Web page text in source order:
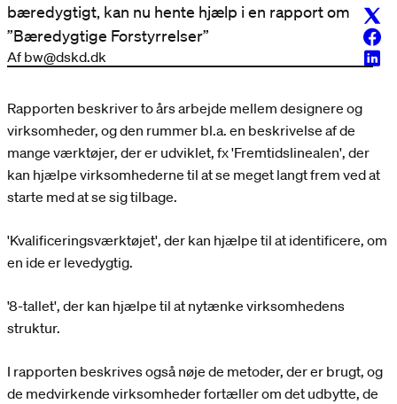
bæredygtigt, kan nu hente hjælp i en rapport om
”Bæredygtige Forstyrrelser”
Af bw@dskd.dk
Rapporten beskriver to års arbejde mellem designere og
virksomheder, og den rummer bl.a. en beskrivelse af de
mange værktøjer, der er udviklet, fx 'Fremtidslinealen', der
kan hjælpe virksomhederne til at se meget langt frem ved at
starte med at se sig tilbage.
'Kvalificeringsværktøjet', der kan hjælpe til at identificere, om
en ide er levedygtig.
'8-tallet', der kan hjælpe til at nytænke virksomhedens
struktur.
I rapporten beskrives også nøje de metoder, der er brugt, og
de medvirkende virksomheder fortæller om det udbytte, de